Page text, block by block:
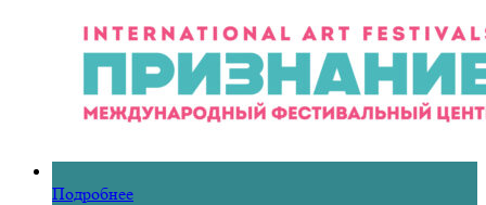
Подробнее